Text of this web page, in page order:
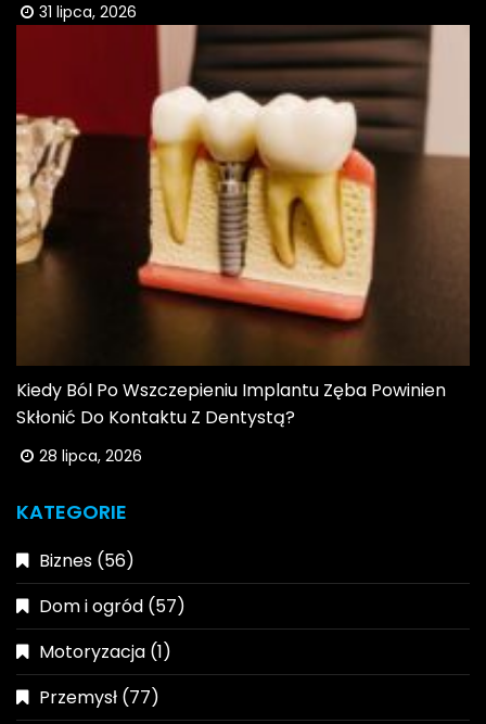
31 lipca, 2026
Kiedy Ból Po Wszczepieniu Implantu Zęba Powinien
Skłonić Do Kontaktu Z Dentystą?
28 lipca, 2026
KATEGORIE
Biznes (56)
Dom i ogród (57)
Motoryzacja (1)
Przemysł (77)